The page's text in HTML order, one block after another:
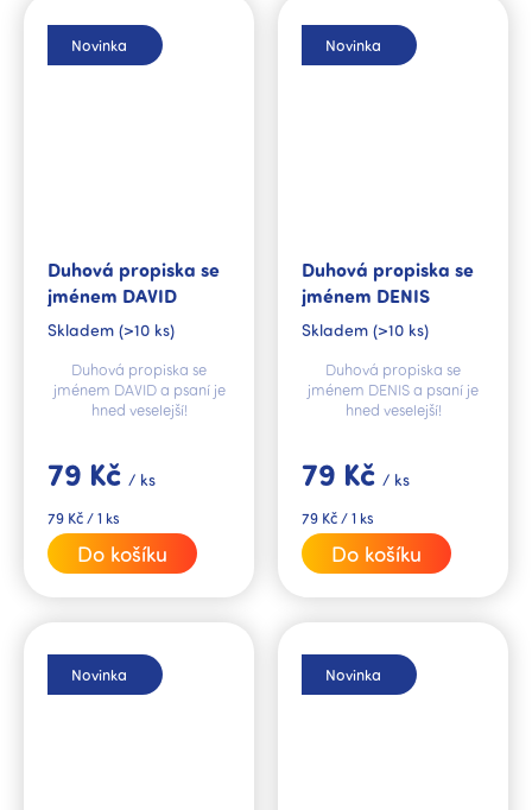
Novinka
Duhová propiska se
jménem DAVID
Skladem (>10 ks)
79 Kč / ks
Měrná
cena:
79 Kč / 1 ks
Do košíku
Duhová propiska se
jménem DAVID a psaní je
hned veselejší!
Novinka
Duhová propiska se
jménem DENIS
Skladem (>10 ks)
79 Kč / ks
Měrná
cena:
79 Kč / 1 ks
Do košíku
Duhová propiska se
jménem DENIS a psaní je
hned veselejší!
Novinka Novinka